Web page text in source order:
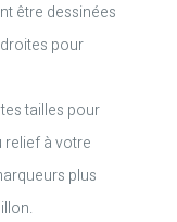
être dessinées
pour
tailles pour
à votre
plus